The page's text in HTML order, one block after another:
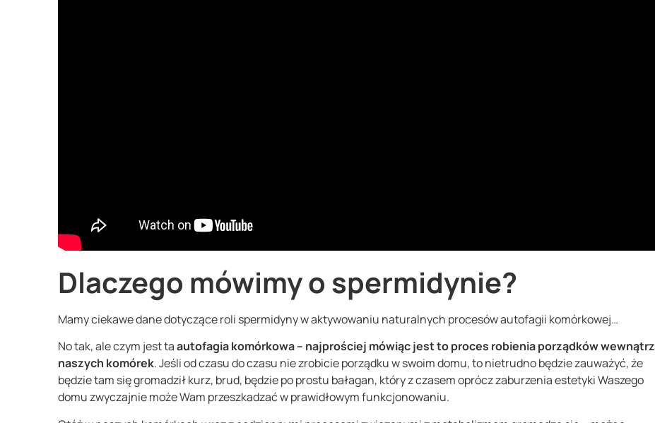
Dlaczego mówimy o spermidynie?
Mamy ciekawe dane dotyczące roli spermidyny w aktywowaniu naturalnych procesów autofagii komórkowej…
No tak, ale czym jest taautofagia komórkowa – najprościej mówiąc jest to proces robienia porządków wewnątrz
naszych komórek. Jeśli od czasu do czasu nie zrobicie porządku w swoim domu, to nietrudno będzie zauważyć, że
będzie tam się gromadził kurz, brud, będzie po prostu bałagan, który z czasem oprócz zaburzenia estetyki Waszego
domu zwyczajnie może Wam przeszkadzać w prawidłowym funkcjonowaniu.